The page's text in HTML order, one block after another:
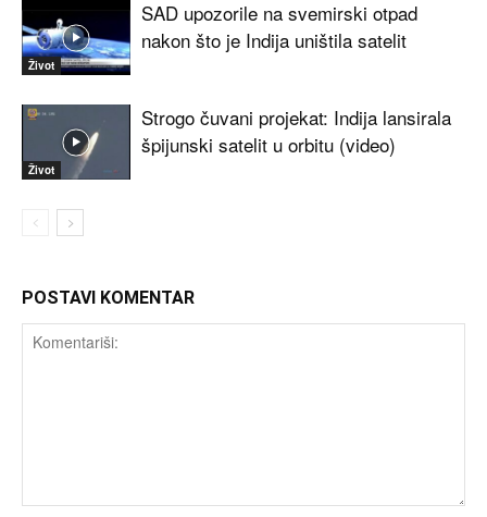
Život
SAD upozorile na svemirski otpad
nakon što je Indija uništila satelit
Život
Strogo čuvani projekat: Indija lansirala
špijunski satelit u orbitu (video)
POSTAVI KOMENTAR